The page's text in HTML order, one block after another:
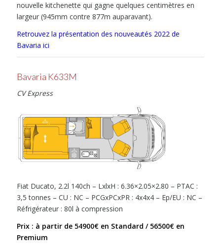
nouvelle kitchenette qui gagne quelques centimètres en
largeur (945mm contre 877m auparavant).
Retrouvez la présentation des nouveautés 2022 de
Bavaria ici
Bavaria K633M
CV Express
Fiat Ducato, 2.2l 140ch – LxlxH : 6.36×2.05×2.80 – PTAC :
3,5 tonnes – CU : NC – PCGxPCxPR : 4x4x4 – Ep/EU : NC –
Réfrigérateur : 80l à compression
Prix : à partir de 54900€ en Standard / 56500€ en
Premium